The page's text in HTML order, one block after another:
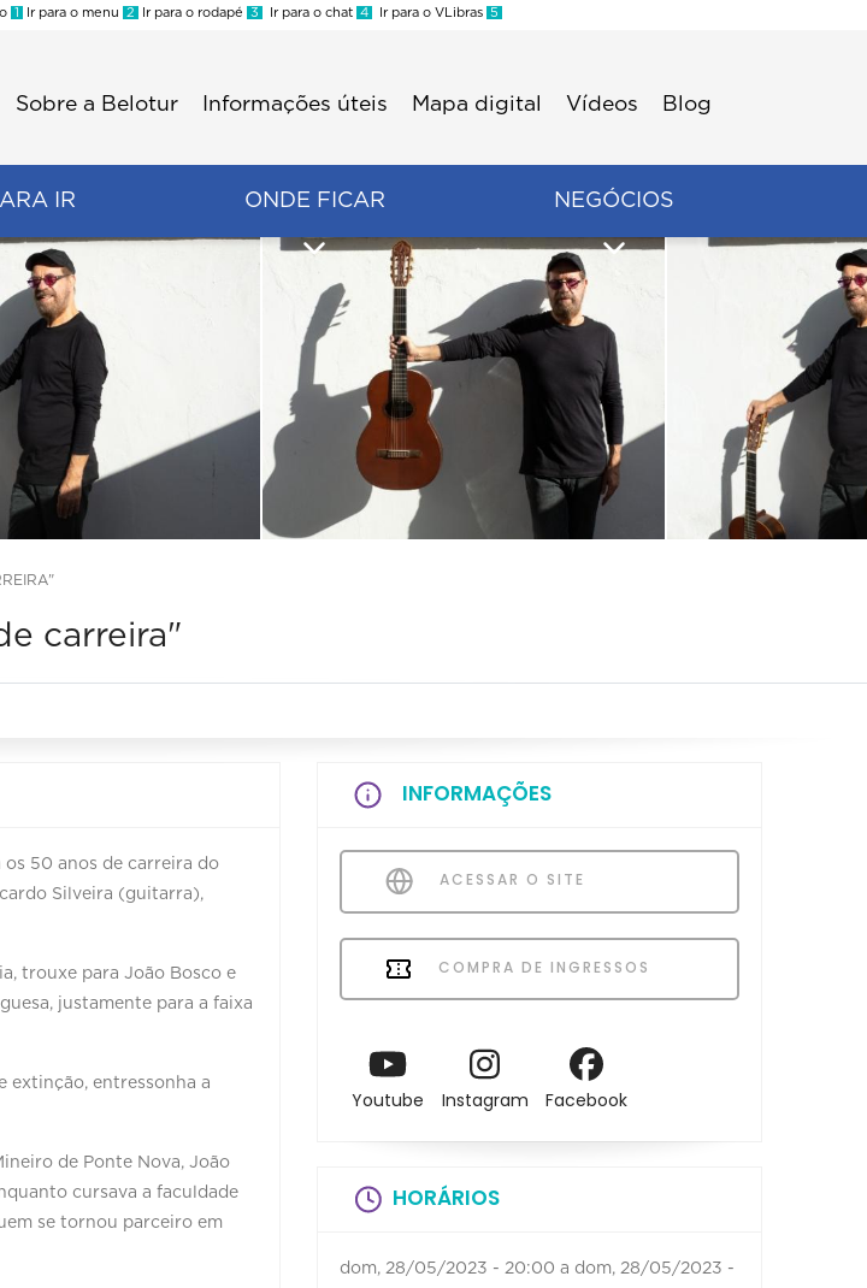
1 Ir para o menu 2 Ir para o rodapé 3 Ir para o chat 4 Ir para o VLibras 5
Sobre a Belotur Informações úteis Mapa digital Vídeos Blog
IR ONDE FICAR NEGÓCIOS
carreira"
50 anos de carreira do
Silveira (guitarra),
trouxe para João Bosco e
justamente para a faixa
extinção, entressonha a
de Ponte Nova, João
cursava a faculdade
se tornou parceiro em
INFORMAÇÕES
ACESSAR O SITE
COMPRA DE INGRESSOS
Youtube Instagram Facebook
HORÁRIOS
dom, 28/05/2023 - 20:00 a dom, 28/05/2023 -